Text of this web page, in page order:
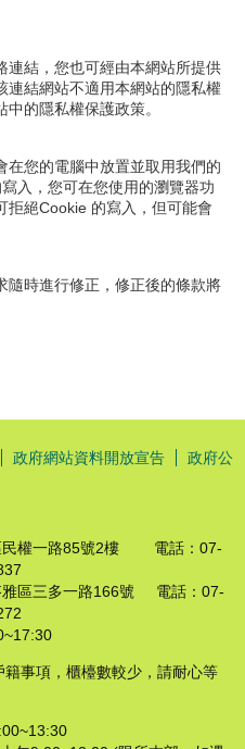
連結，您也可經由本網站所提供
連結網站不適用本網站的隱私權
的隱私權保護政策。
在您的電腦中放置並取用我們的
入，您可在您使用的瀏覽器功
拒絕Cookie 的寫入，但可能會
隨時進行修正，修正後的條款將
政府網站資料開放宣告
政府公
民權一路85號2樓 電話：07-
雅區三多一路166號 電話：07-
項，櫃檯數較少，請耐心等